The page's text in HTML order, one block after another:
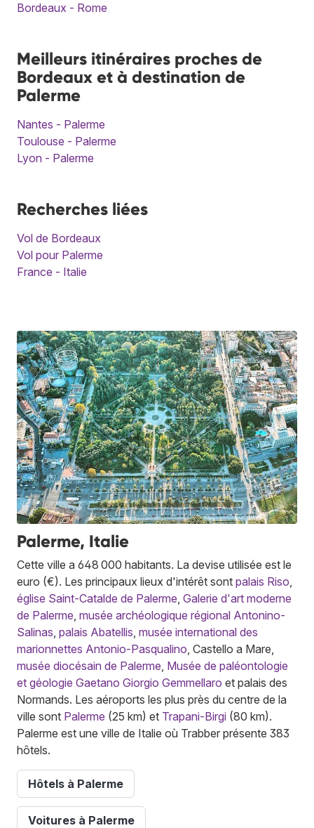
Bordeaux - Rome
Meilleurs itinéraires proches de
Bordeaux et à destination de
Palerme
Nantes - Palerme
Toulouse - Palerme
Lyon - Palerme
Recherches liées
Vol de Bordeaux
Vol pour Palerme
France - Italie
Palerme, Italie
Cette ville a 648 000 habitants. La devise utilisée est le
euro (€). Les principaux lieux d'intérêt sont palais Riso
église Saint-Catalde de Palerme Galerie d'art moderne
de Palerme musée archéologique régional Antonino-
Salinas palais Abatellis musée international des
marionnettes Antonio-Pasqualino , Castello a Mare,
musée diocésain de Palerme Musée de paléontologie
et géologie Gaetano Giorgio Gemmellaro et palais des
Normands. Les aéroports les plus près du centre de la
ville sont Palerme (25 km) et Trapani-Birgi (80 km).
Palerme est une ville de Italie où Trabber présente 383
hôtels.
Hôtels à Palerme
Voitures à Palerme